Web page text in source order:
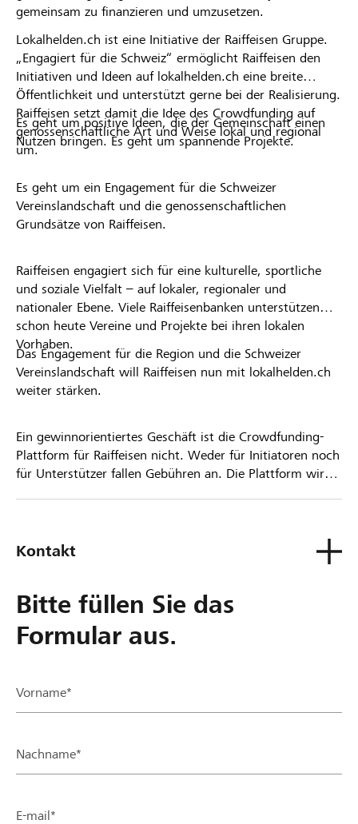
gemeinsam zu finanzieren und umzusetzen.
Lokalhelden.ch ist eine Initiative der Raiffeisen Gruppe.
„Engagiert für die Schweiz“ ermöglicht Raiffeisen den
Initiativen und Ideen auf lokalhelden.ch eine breite
Öffentlichkeit und unterstützt gerne bei der Realisierung.
Raiffeisen setzt damit die Idee des Crowdfunding auf
genossenschaftliche Art und Weise lokal und regional
um.
Es geht um positive Ideen, die der Gemeinschaft einen
Nutzen bringen. Es geht um spannende Projekte.
Es geht um ein Engagement für die Schweizer
Vereinslandschaft und die genossenschaftlichen
Grundsätze von Raiffeisen.
Raiffeisen engagiert sich für eine kulturelle, sportliche
und soziale Vielfalt – auf lokaler, regionaler und
nationaler Ebene. Viele Raiffeisenbanken unterstützen
schon heute Vereine und Projekte bei ihren lokalen
Vorhaben.
Das Engagement für die Region und die Schweizer
Vereinslandschaft will Raiffeisen nun mit lokalhelden.ch
weiter stärken.
Ein gewinnorientiertes Geschäft ist die Crowdfunding-
Plattform für Raiffeisen nicht. Weder für Initiatoren noch
für Unterstützer fallen Gebühren an. Die Plattform wird
Kontakt
Bitte füllen Sie das
Formular aus.
Vorname*
Nachname*
E-mail*